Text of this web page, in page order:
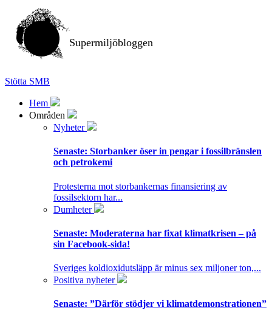
Supermiljöbloggen
Stötta SMB
Hem
Områden
Nyheter
Senaste: Storbanker öser in pengar i fossilbränslen
och petrokemi
Protesterna mot storbankernas finansiering av
fossilsektorn har...
Dumheter
Senaste: Moderaterna har fixat klimatkrisen – på
sin Facebook-sida!
Sveriges koldioxidutsläpp är minus sex miljoner ton,...
Positiva nyheter
Senaste: ”Därför stödjer vi klimatdemonstrationen”